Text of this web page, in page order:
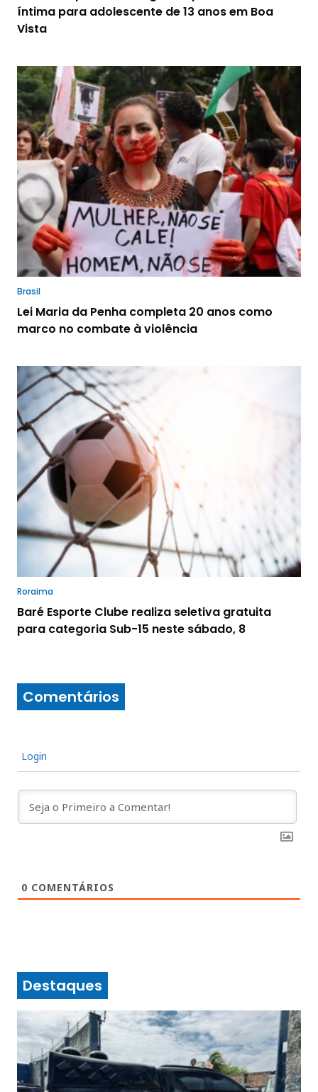
íntima para adolescente de 13 anos em Boa
Vista
Brasil
Lei Maria da Penha completa 20 anos como
marco no combate à violência
Roraima
Baré Esporte Clube realiza seletiva gratuita
para categoria Sub-15 neste sábado, 8
Comentários
Login
0 COMENTÁRIOS
Destaques